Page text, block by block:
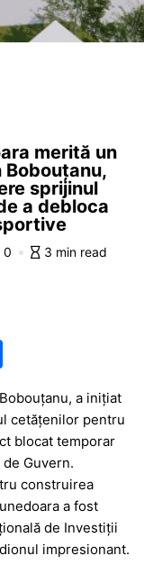
merită un
Bobouțanu,
sprijinul
a debloca
0 3 min read
ta
je
a
z
ă
a inițiat
cetățenilor pentru
blocat temporar
Guvern.
construirea
a fost
de Investiții
impresionant.